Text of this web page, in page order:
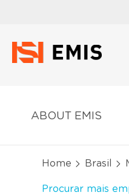
ABOUT EMIS
Home Brasil
Procurar mais